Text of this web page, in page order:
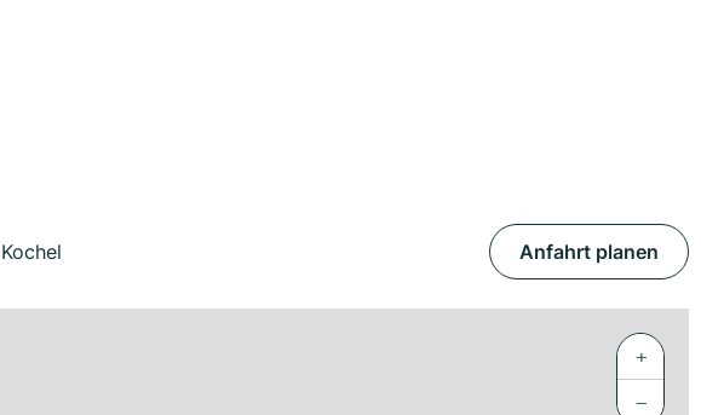
Anfahrt planen
+
−